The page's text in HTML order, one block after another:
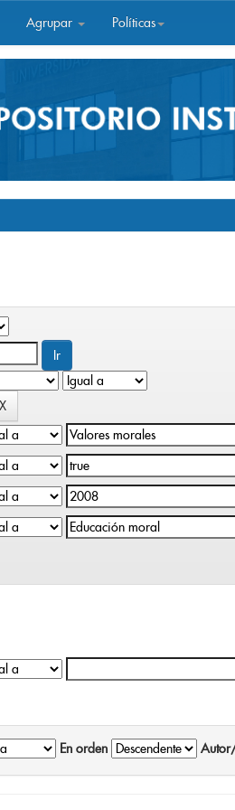
Agrupar Políticas
En orden